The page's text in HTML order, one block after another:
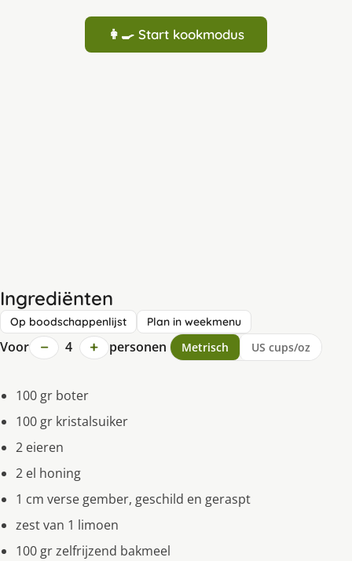
👩‍🍳 Start kookmodus
Ingrediënten
Op boodschappenlijst Plan in weekmenu
Voor − 4 + personen Metrisch US cups/oz
100 gr boter
100 gr kristalsuiker
2 eieren
2 el honing
1 cm verse gember, geschild en geraspt
zest van 1 limoen
100 gr zelfrijzend bakmeel